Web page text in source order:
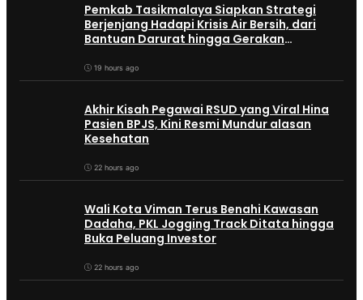
Pemkab Tasikmalaya Siapkan Strategi
Berjenjang Hadapi Krisis Air Bersih, dari
Bantuan Darurat hingga Gerakan
19 hours ago
Akhir Kisah Pegawai RSUD yang Viral Hina
Pasien BPJS, Kini Resmi Mundur alasan
Kesehatan
22 hours ago
Wali Kota Viman Terus Benahi Kawasan
Dadaha, PKL Jogging Track Ditata hingga
Buka Peluang Investor
22 hours ago